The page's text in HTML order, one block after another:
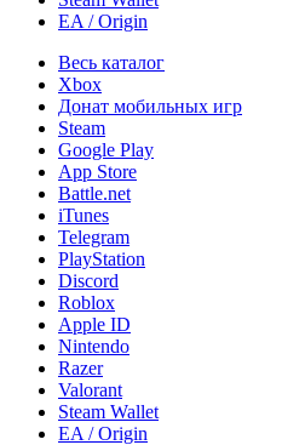
EA / Origin
Весь каталог
Xbox
Донат мобильных игр
Steam
Google Play
App Store
Battle.net
iTunes
Telegram
PlayStation
Discord
Roblox
Apple ID
Nintendo
Razer
Valorant
Steam Wallet
EA / Origin